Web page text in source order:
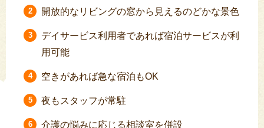
開放的なリビングの窓から見えるのどかな景色
デイサービス利用者であれば宿泊サービスが利
用可能
空きがあれば急な宿泊もOK
夜もスタッフが常駐
介護の悩みに応じる相談室を併設